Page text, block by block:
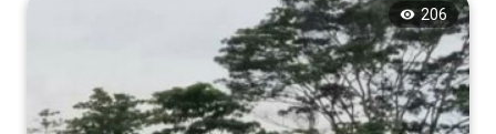
206